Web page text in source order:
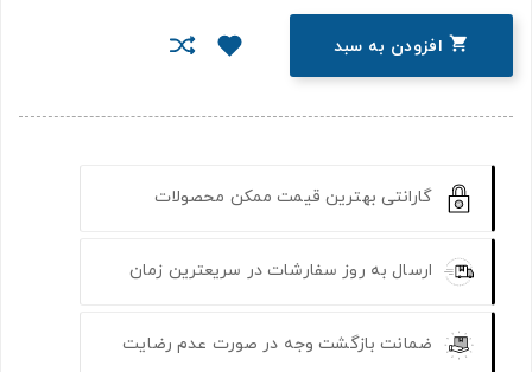
 افزودن به سبد
گارانتی بهترین قیمت ممکن محصولات
ارسال به روز سفارشات در سریعترین زمان
ضمانت بازگشت وجه در صورت عدم رضایت